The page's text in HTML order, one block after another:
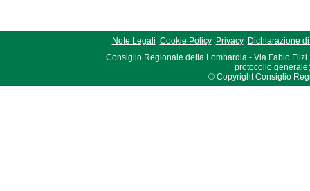
Note Legali Cookie Policy Privacy
Dichiarazione
Consiglio Regionale della Lombardia - Via Fabio Filzi
© Copyright Consiglio